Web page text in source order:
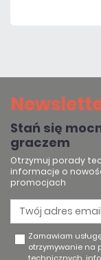
Stań się
graczem
Otrzymuj porady
informacje o
promocjach
Zamawiam
otrzymywanie na